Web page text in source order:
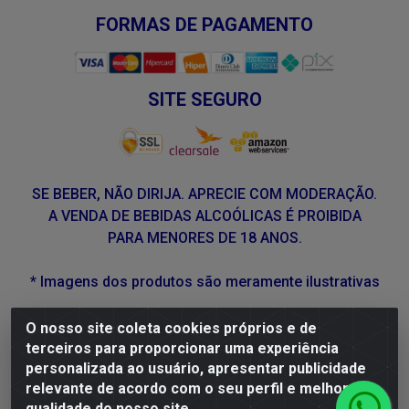
O nosso site coleta cookies próprios e de
terceiros para proporcionar uma experiência
personalizada ao usuário, apresentar publicidade
relevante de acordo com o seu perfil e melhorar a
FORMAS DE PAGAMENTO
SITE SEGURO
SE BEBER, NÃO DIRIJA. APRECIE COM MODERAÇÃO.
A VENDA DE BEBIDAS ALCOÓLICAS É PROIBIDA
PARA MENORES DE 18 ANOS.
* Imagens dos produtos são meramente ilustrativas
DLP Vinhos - Av. Engenheiro Abdias de Carvalho, 962 -
Torrões, Recife/PE - CEP 50.640-525 - CNPJ
05.429.222/0001-48